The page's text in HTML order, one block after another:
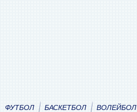
ФУТБОЛ БАСКЕТБОЛ ВОЛЕЙБОЛ